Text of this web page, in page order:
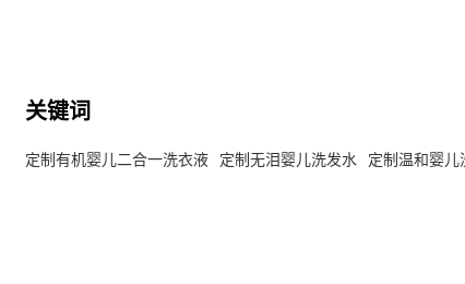
关键词
定制有机婴儿二合一洗衣液 定制无泪婴儿洗发水 定制温和婴儿